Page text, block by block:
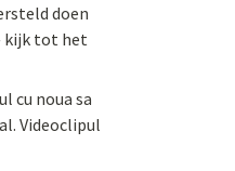
doen
kijk tot het
cu noua sa
Videoclipul